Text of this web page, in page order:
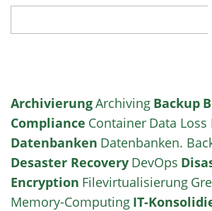
ArchivierungArchiving Backup
Compliance Container Data
Datenbanken Datenbanken.
Desaster Recovery DevOps
Encryption Filevirtualisierung
Memory-Computing IT-